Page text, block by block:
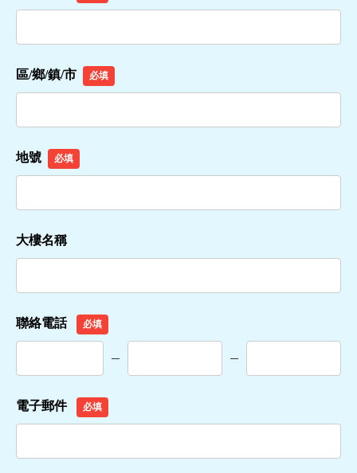
區/鄉/鎮/市 必填
地號 必填
大樓名稱
聯絡電話 必填
電子郵件 必填